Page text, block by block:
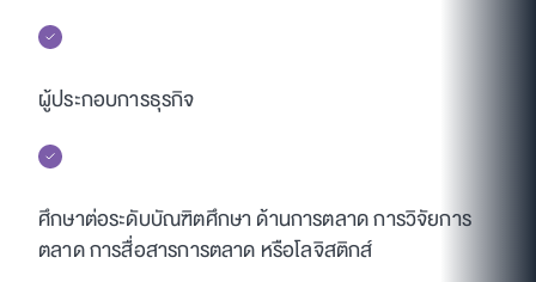
ผู้ประกอบการธุรกิจ
ศึกษาต่อระดับบัณฑิตศึกษา ด้านการตลาด การวิจัยการ
ตลาด การสื่อสารการตลาด หรือโลจิสติกส์